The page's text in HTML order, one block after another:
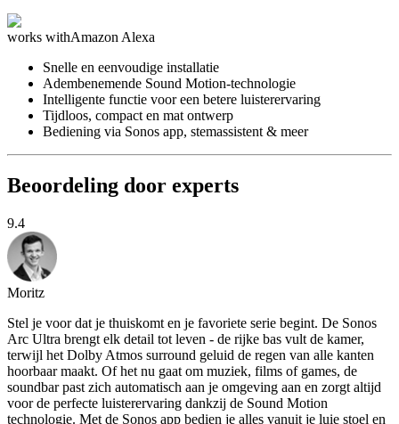
works withAmazon Alexa
Snelle en eenvoudige installatie
Adembenemende Sound Motion-technologie
Intelligente functie voor een betere luisterervaring
Tijdloos, compact en mat ontwerp
Bediening via Sonos app, stemassistent & meer
Beoordeling door experts
9.4
Moritz
Stel je voor dat je thuiskomt en je favoriete serie begint. De Sonos
Arc Ultra brengt elk detail tot leven - de rijke bas vult de kamer,
terwijl het Dolby Atmos surround geluid de regen van alle kanten
hoorbaar maakt. Of het nu gaat om muziek, films of games, de
soundbar past zich automatisch aan je omgeving aan en zorgt altijd
voor de perfecte luisterervaring dankzij de Sound Motion
technologie. Met de Sonos app bedien je alles vanuit je luie stoel en